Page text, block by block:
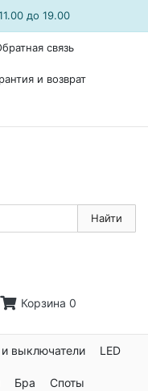
до 19.00
связь
и возврат
Найти
Корзина 0
и выключатели LED
Бра Споты